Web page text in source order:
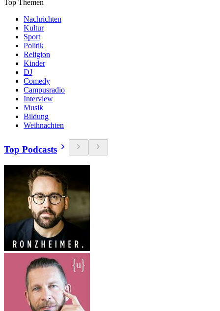
Top Themen
Nachrichten
Kultur
Sport
Politik
Religion
Kinder
DJ
Comedy
Campusradio
Interview
Musik
Bildung
Weihnachten
Top Podcasts